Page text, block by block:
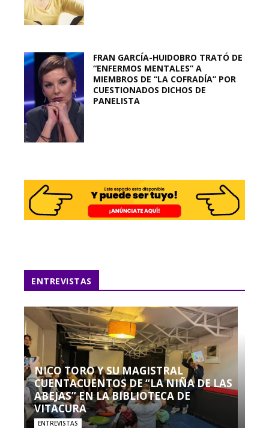
FRAN GARCÍA-HUIDOBRO TRATÓ DE
“ENFERMOS MENTALES” A
MIEMBROS DE “LA COFRADÍA” POR
CUESTIONADOS DICHOS DE
PANELISTA
ENTREVISTAS
NICO TORO Y SU MAGISTRAL
CUENTACUENTOS DE “LA NIÑA DE LAS
ABEJAS” EN LA BIBLIOTECA DE
VITACURA
ENTREVISTAS